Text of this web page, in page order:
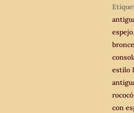
espejo
estilo
rococó
con